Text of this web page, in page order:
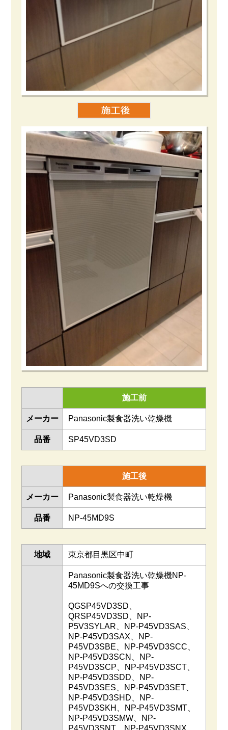
施工前
メーカー Panasonic製食器洗い乾燥機
品番 SP45VD3SD
施工後
メーカー Panasonic製食器洗い乾燥機
品番 NP-45MD9S
地域 東京都目黒区中町
Panasonic製食器洗い乾燥機NP-
45MD9Sへの交換工事
QGSP45VD3SD、
QRSP45VD3SD、NP-
P5V3SYLAR、NP-P45VD3SAS、
NP-P45VD3SAX、NP-
P45VD3SBE、NP-P45VD3SCC、
NP-P45VD3SCN、NP-
P45VD3SCP、NP-P45VD3SCT、
NP-P45VD3SDD、NP-
P45VD3SES、NP-P45VD3SET、
NP-P45VD3SHD、NP-
P45VD3SKH、NP-P45VD3SMT、
NP-P45VD3SMW、NP-
P45VD3SNT、NP-P45VD3SNX、